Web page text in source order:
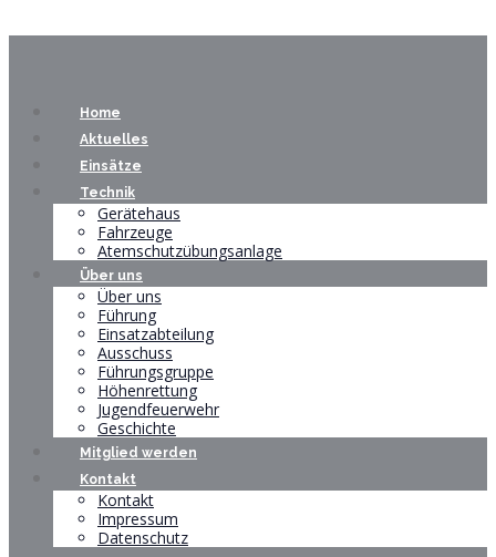
Home
Aktuelles
Einsätze
Technik
Gerätehaus
Fahrzeuge
Atemschutzübungsanlage
Über uns
Über uns
Führung
Einsatzabteilung
Ausschuss
Führungsgruppe
Höhenrettung
Jugendfeuerwehr
Geschichte
Mitglied werden
Kontakt
Kontakt
Impressum
Datenschutz